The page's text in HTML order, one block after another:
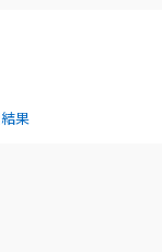
果